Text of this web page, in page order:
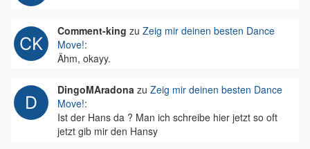
Comment-king zu Zeig mir deinen besten Dance
Move!:
Ähm, okayy.
DingoMAradona zu Zeig mir deinen besten Dance
Move!:
Ist der Hans da ? Man ich schreibe hier jetzt so oft
jetzt gib mir den Hansy